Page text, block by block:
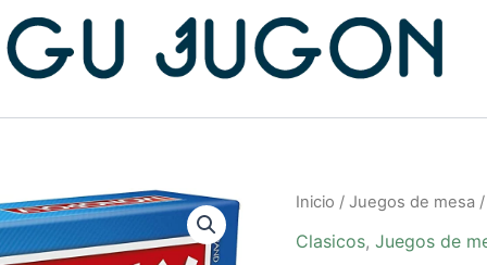
Inicio / Juegos de mesa
Clasicos, Juegos de